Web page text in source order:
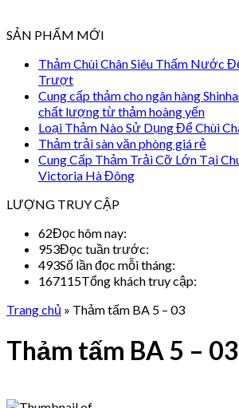
SẢN PHẨM MỚI
Thảm Chùi Chân Siêu Thấm Nước
Trượt
Cung cấp thảm cho ngân hàng
chất lượng từ thảm hoàng yến
Loại Thảm Nào Sử Dụng Để Chùi
Thảm trải sàn văn phòng giá rẻ
Cung Cấp Thảm Trải Cỡ Lớn Tại
Victoria Hà Đông
LƯỢNG TRUY CẬP
62Đọc hôm nay:
953Đọc tuần trước:
493Số lần đọc mỗi tháng:
167115Tổng khách truy cập:
Trang chủ » Thảm tấm BA 5 – 03
Thảm tấm BA 5 – 03